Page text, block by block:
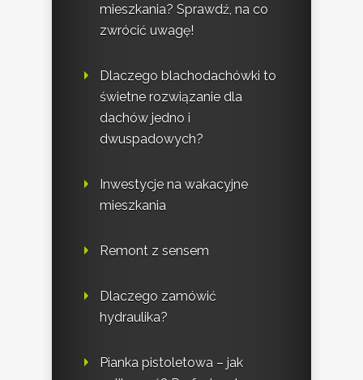
mieszkania? Sprawdź, na co
zwrócić uwagę!
Dlaczego blachodachówki to
świetne rozwiązanie dla
dachów jedno i
dwuspadowych?
Inwestycje na wakacyjne
mieszkania
Remont z sensem
Dlaczego zamówić
hydraulika?
Pianka pistoletowa – jak